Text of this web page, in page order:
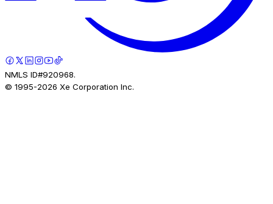
NMLS ID#920968.
© 1995-2026 Xe Corporation Inc.